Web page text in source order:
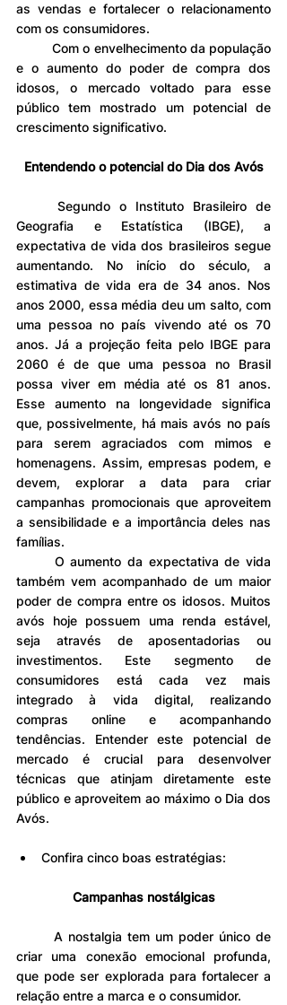
as vendas e fortalecer o relacionamento
com os consumidores.
	Com o envelhecimento da população
e o aumento do poder de compra dos
idosos, o mercado voltado para esse
público tem mostrado um potencial de
crescimento significativo.
Entendendo o potencial do Dia dos Avós
Geografia e Estatística (IBGE), a
expectativa de vida dos brasileiros segue
aumentando. No início do século, a
estimativa de vida era de 34 anos. Nos
anos 2000, essa média deu um salto, com
uma pessoa no país vivendo até os 70
anos. Já a projeção feita pelo IBGE para
2060 é de que uma pessoa no Brasil
possa viver em média até os 81 anos.
Esse aumento na longevidade significa
que, possivelmente, há mais avós no país
para serem agraciados com mimos e
homenagens. Assim, empresas podem, e
devem, explorar a data para criar
campanhas promocionais que aproveitem
a sensibilidade e a importância deles nas
famílias.
também vem acompanhado de um maior
poder de compra entre os idosos. Muitos
avós hoje possuem uma renda estável,
seja através de aposentadorias ou
investimentos. Este segmento de
consumidores está cada vez mais
integrado à vida digital, realizando
compras online e acompanhando
tendências. Entender este potencial de
mercado é crucial para desenvolver
técnicas que atinjam diretamente este
público e aproveitem ao máximo o Dia dos
Avós.
Confira cinco boas estratégias:
Campanhas nostálgicas
criar uma conexão emocional profunda,
que pode ser explorada para fortalecer a
relação entre a marca e o consumidor.